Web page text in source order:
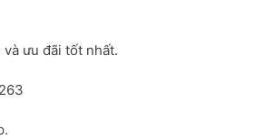
ưu đãi tốt nhất.